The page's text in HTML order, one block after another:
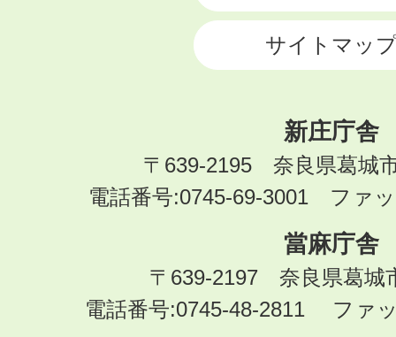
サイトマッ
新庄庁舎
〒639-2195 奈良県葛城
電話番号:0745-69-3001 ファ
當麻庁舎
〒639-2197 奈良県葛城
電話番号:0745-48-2811 ファ